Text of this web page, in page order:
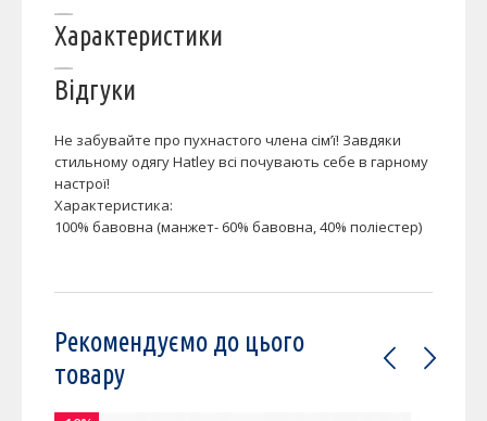
Характеристики
Відгуки
Не забувайте про пухнастого члена сім’ї! Завдяки
стильному одягу Hatley всі почувають себе в гарному
настрої!
Характеристика:
100% бавовна (манжет- 60% бавовна, 40% поліестер)
Рекомендуємо до цього
товару